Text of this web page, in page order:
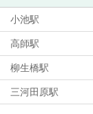
小池駅
高師駅
柳生橋駅
三河田原駅